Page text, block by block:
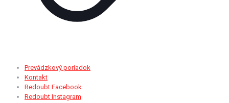
Prevádzkový poriadok
Kontakt
Redoubt Facebook
Redoubt Instagram